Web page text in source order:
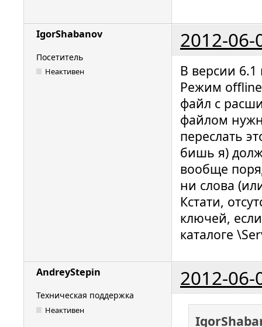
IgorShabanov 2012-06-
Посетитель
Неактивен
В версии
Режим
файл с
файлом
переслать
бишь я)
вообще
ни слова
Кстати,
ключей,
каталоге
AndreyStepin 2012-06-
Техническая поддержка
Неактивен